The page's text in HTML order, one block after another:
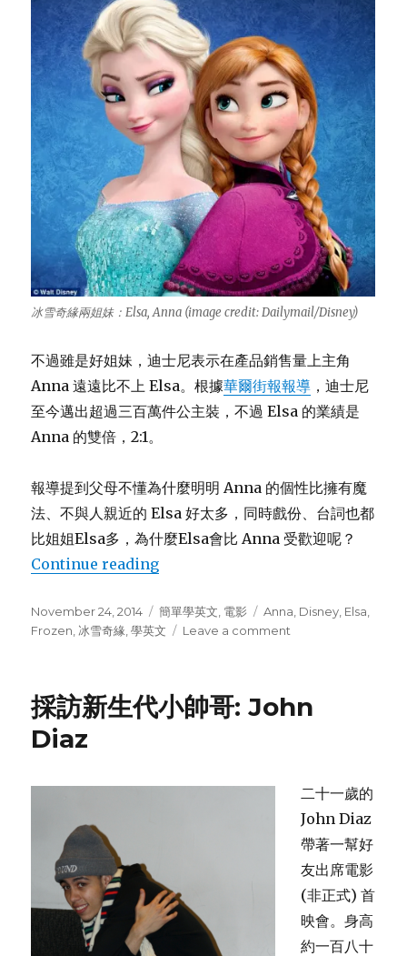
冰雪奇緣兩姐妹：Elsa, Anna (image credit: Dailymail/Disney)
不過雖是好姐妹，迪士尼表示在產品銷售量上主角
Anna 遠遠比不上 Elsa。根據華爾街報報導 ，迪士尼
至今邁出超過三百萬件公主裝，不過 Elsa 的業績是
Anna 的雙倍，2:1。
報導提到父母不懂為什麼明明 Anna 的個性比擁有魔
法、不與人親近的 Elsa 好太多，同時戲份、台詞也都
比姐姐Elsa多，為什麼Elsa會比 Anna 受歡迎呢？
Continue reading
Posted
on
November 24, 2014 Categories
簡單學英文 電影 Tags
Anna Disney Elsa
Frozen 冰雪奇緣 ,學英文 Leave a comment
緣”
比
採訪新生代小帥哥: John
Diaz
二十一歲的
John Diaz
帶著一幫好
友出席電影
(非正式) 首
映會。身高
約一百八十